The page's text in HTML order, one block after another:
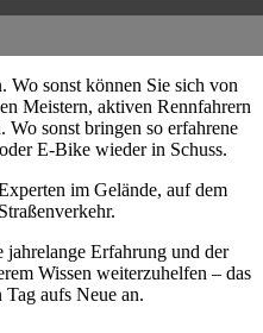
sonst können Sie sich von
Meistern, aktiven Rennfahrern
Wo sonst bringen so erfahrene
E-Bike wieder in Schuss.
im Gelände, auf dem
Erfahrung und der
Wissen weiterzuhelfen – das
Tag aufs Neue an.